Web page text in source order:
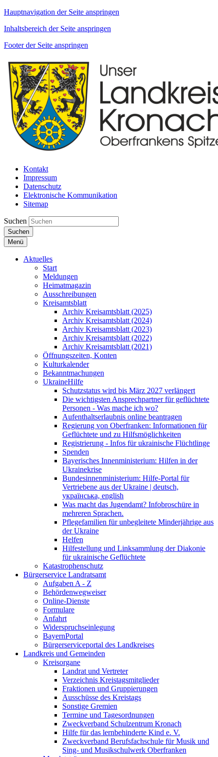
Hauptnavigation der Seite anspringen
Inhaltsbereich der Seite anspringen
Footer der Seite anspringen
Kontakt
Impressum
Datenschutz
Elektronische Kommunikation
Sitemap
Suchen
Suchen
Menü
Aktuelles
Start
Meldungen
Heimatmagazin
Ausschreibungen
Kreisamtsblatt
Archiv Kreisamtsblatt (2025)
Archiv Kreisamtsblatt (2024)
Archiv Kreisamtsblatt (2023)
Archiv Kreisamtsblatt (2022)
Archiv Kreisamtsblatt (2021)
Öffnungszeiten, Konten
Kulturkalender
Bekanntmachungen
UkraineHilfe
Schutzstatus wird bis März 2027 verlängert
Die wichtigsten Ansprechpartner für geflüchtete
Personen - Was mache ich wo?
Aufenthaltserlaubnis online beantragen
Regierung von Oberfranken: Informationen für
Geflüchtete und zu Hilfsmöglichkeiten
Registrierung - Infos für ukrainische Flüchtlinge
Spenden
Bayerisches Innenministerium: Hilfen in der
Ukrainekrise
Bundesinnenministerium: Hilfe-Portal für
Vertriebene aus der Ukraine | deutsch,
українська, english
Was macht das Jugendamt? Infobroschüre in
mehreren Sprachen.
Pflegefamilien für unbegleitete Minderjährige aus
der Ukraine
Helfen
Hilfestellung und Linksammlung der Diakonie
für ukrainische Geflüchtete
Katastrophenschutz
Bürgerservice Landratsamt
Aufgaben A - Z
Behördenwegweiser
Online-Dienste
Formulare
Anfahrt
Widerspruchseinlegung
BayernPortal
Bürgerserviceportal des Landkreises
Landkreis und Gemeinden
Kreisorgane
Landrat und Vertreter
Verzeichnis Kreistagsmitglieder
Fraktionen und Gruppierungen
Ausschüsse des Kreistags
Sonstige Gremien
Termine und Tagesordnungen
Zweckverband Schulzentrum Kronach
Hilfe für das lernbehinderte Kind e. V.
Zweckverband Berufsfachschule für Musik und
Sing- und Musikschulwerk Oberfranken